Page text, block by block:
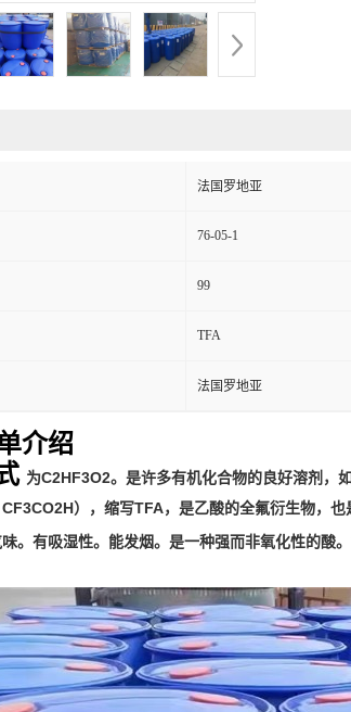
法国罗地亚
76-05-1
99
TFA
法国罗地亚
介绍
为C2HF3O2。是许多有机化合物的良好溶剂，
），缩写TFA，是乙酸的全氟衍生物，也
。有吸湿性。能发烟。是一种强而非氧化性的酸。